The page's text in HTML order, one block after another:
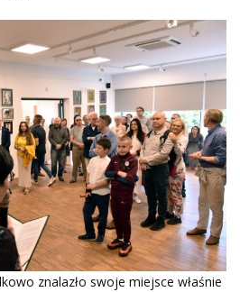
znalazło swoje miejsce właśnie